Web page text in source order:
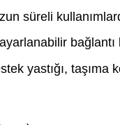
süreli
bağlantı
yastığı, taşıma